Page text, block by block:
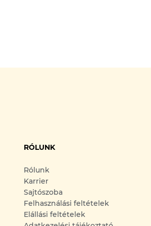
RÓLUNK
Rólunk
Karrier
Sajtószoba
Felhasználási feltételek
Elállási feltételek